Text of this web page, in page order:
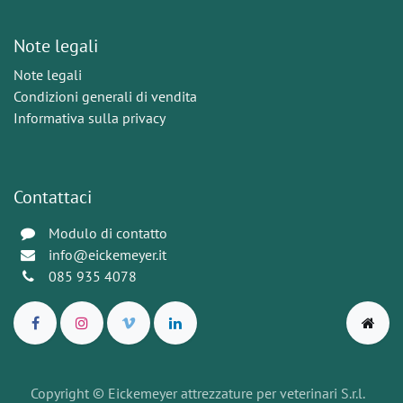
Note legali
Note legali
Condizioni generali di vendita
Informativa sulla privacy
Contattaci
Modulo di contatto
info@eickemeyer.it
085 935 4078
Copyright © Eickemeyer attrezzature per veterinari S.r.l.